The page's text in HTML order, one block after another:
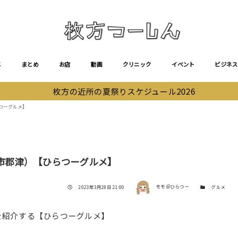
まとめ お店 動画 クリニック イベント ビジネス
枚方の近所の夏祭りスケジュール2026
グルメ】
津）【ひらつーグルメ】
投稿日
2023年3月28日 21:00 著者 モモ＠ひらつー カテゴリー
グルメ
介する【ひらつーグルメ】